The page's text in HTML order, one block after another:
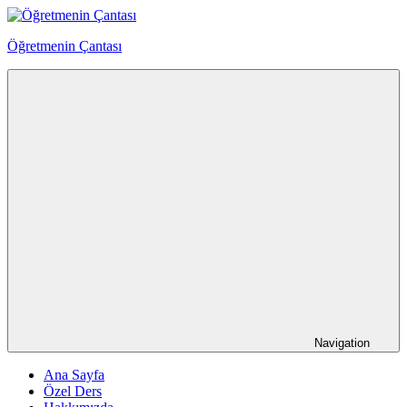
Skip
content
Öğretmenin Çantası
Navigation
Ana Sayfa
Özel Ders